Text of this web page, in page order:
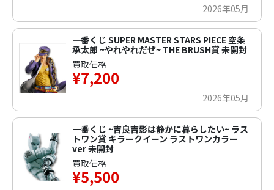
2026年05月
一番くじ SUPER MASTER STARS PIECE 空条
承太郎 ~やれやれだぜ~ THE BRUSH賞 未開封
買取価格
¥7,200
2026年05月
一番くじ ~吉良吉影は静かに暮らしたい~ ラス
トワン賞 キラークイーン ラストワンカラー
ver 未開封
買取価格
¥5,500